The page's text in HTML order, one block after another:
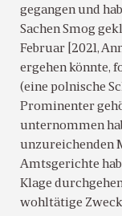
gegangen und
Sachen Smog
Februar [2021,
ergehen könnte,
(eine polnische
Prominenter
unternommen
unzureichenden
Amtsgerichte
Klage
wohltätige